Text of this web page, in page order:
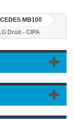
MB100
Droit - CIPA